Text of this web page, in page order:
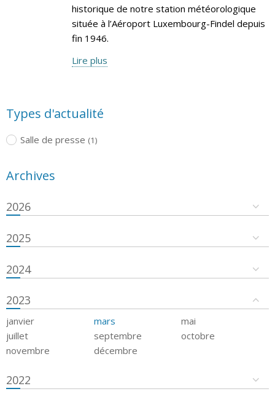
historique de notre station météorologique
située à l’Aéroport Luxembourg-Findel depuis
fin 1946.
Lire plus
Types d'actualité
Salle de presse (1)
Archives
2026
2025
2024
2023
janvier mars
mai
juillet
septembre
octobre
novembre
décembre
2022